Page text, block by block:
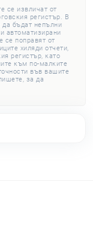
се извличат от
регистър. В
бъдат непълни
автоматизирани
се поправят от
хиляди отчети,
регистър, като
към по-малките
във вашите
за да